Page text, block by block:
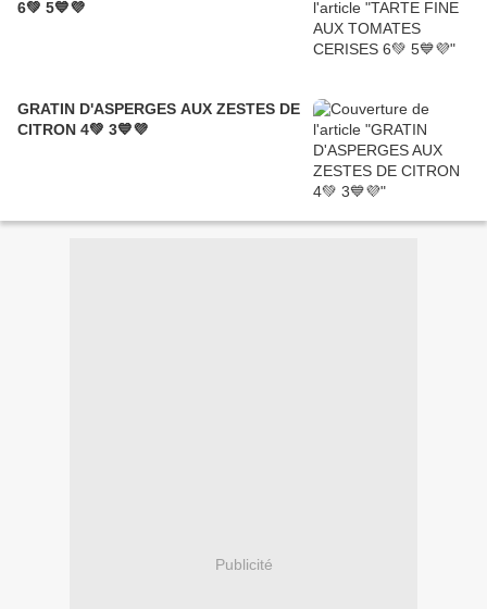
6💚 5💙💜
GRATIN D'ASPERGES AUX ZESTES DE
CITRON 4💚 3💙💜
Publicité